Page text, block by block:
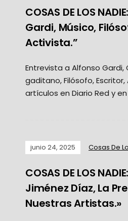
COSAS DE LOS
Gardi, Músico,
Activista.”
Entrevista a Alfonso
gaditano, Filósofo,
artículos en Diario Red y
junio 24, 2025 Cosas De
COSAS DE LOS
Jiménez Díaz, La
Nuestras Artistas.»